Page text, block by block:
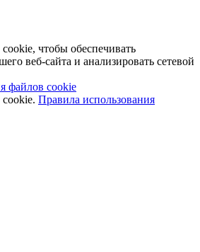
чтобы обеспечивать
веб-сайта и анализировать сетевой
файлов cookie
Правила использования